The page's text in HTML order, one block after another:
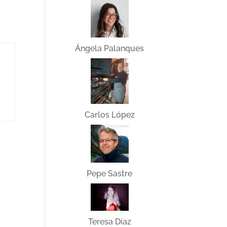
Ángela Palanques
Carlos López
Pepe Sastre
Teresa Díaz